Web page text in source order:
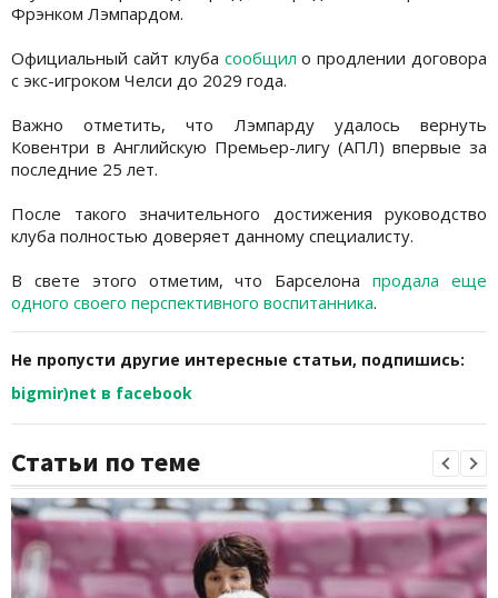
Фрэнком Лэмпардом.
Официальный сайт клуба сообщил о продлении договора
с экс-игроком Челси до 2029 года.
Важно отметить, что Лэмпарду удалось вернуть
Ковентри в Английскую Премьер-лигу (АПЛ) впервые за
последние 25 лет.
После такого значительного достижения руководство
клуба полностью доверяет данному специалисту.
В свете этого отметим, что Барселонапродала еще
одного своего перспективного воспитанника.
Не пропусти другие интересные статьи, подпишись:
bigmir)net в facebook
Статьи по теме